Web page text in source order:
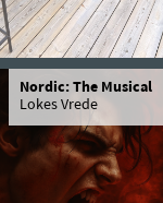
Nordic: The Musical
Lokes Vrede